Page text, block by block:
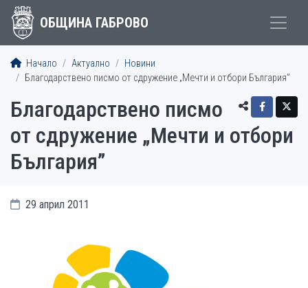
ОБЩИНА ГАБРОВО
Начало Актуално
Новини
Благодарствено писмо от сдружение „Мечти и отбори България”
Благодарствено писмо
от сдружение „Мечти и отбори
България”
29 април 2011